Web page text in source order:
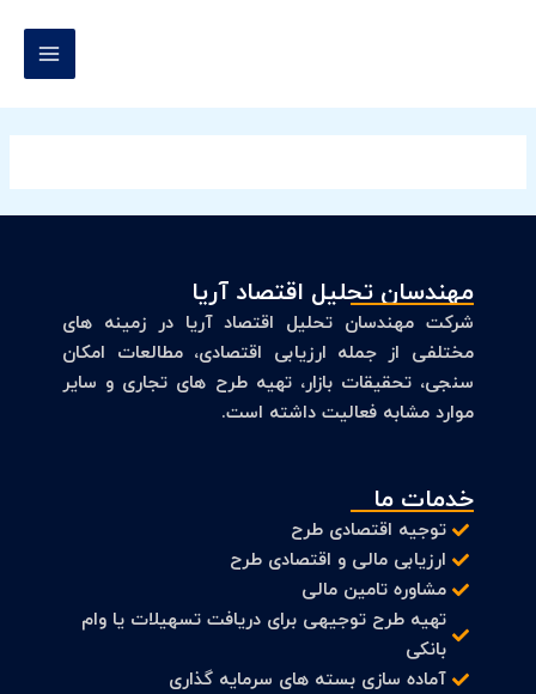
مهندسان تحلیل اقتصاد آریا
شرکت مهندسان تحلیل اقتصاد آریا در زمینه های
مختلفی از جمله ارزیابی اقتصادی، مطالعات امکان
سنجی، تحقیقات بازار، تهیه طرح های تجاری و سایر
موارد مشابه فعالیت داشته است.
خدمات ما
توجیه اقتصادی طرح
ارزیابی مالی و اقتصادی طرح
مشاوره تامین مالی
تهیه طرح توجیهی برای دریافت تسهیلات یا وام
بانکی
آماده سازی بسته های سرمایه گذاری